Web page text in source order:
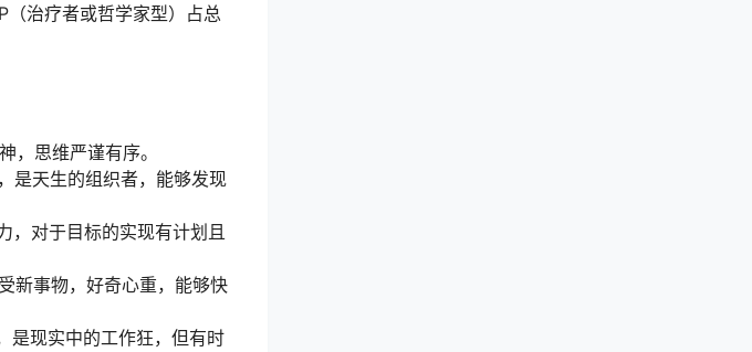
（治疗者或哲学家型）占总
，思维严谨有序。
是天生的组织者，能够发现
，对于目标的实现有计划且
新事物，好奇心重，能够快
是现实中的工作狂，但有时